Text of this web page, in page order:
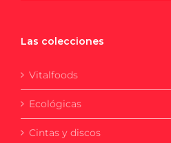
Las colecciones
Vitalfoods
Ecológicas
Cintas y discos